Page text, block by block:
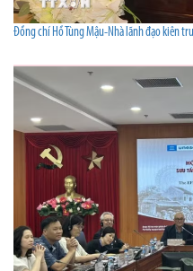
Đồng chí Hồ Tùng Mậu-Nhà lãnh đạo kiên